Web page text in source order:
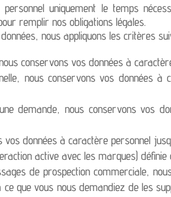
uniquement le temps
remplir nos obligations légales.
nous appliquons les critères
conservons vos données à
nous conservons vos données à
demande, nous conservons vos
données à caractère personnel
active avec les marques)
de prospection commerciale,
que vous nous demandiez de les